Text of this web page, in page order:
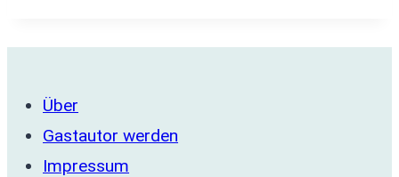
Über
Gastautor werden
Impressum